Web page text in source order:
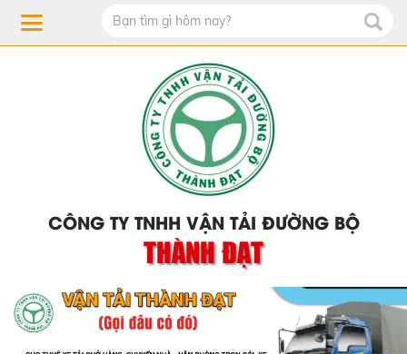
CÔNG TY TNHH VẬN TẢI ĐƯỜNG BỘ
THÀNH ĐẠT